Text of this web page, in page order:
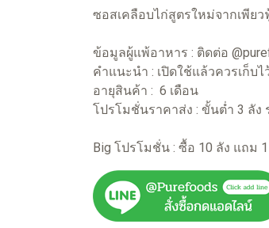
ซอสเคลือบไก่สูตรใหม่จากเพีย
ข้อมูลผู้แพ้อาหาร : ติดต่อ
คำแนะนำ : เปิดใช้แล้วควรเก็บไ
อายุสินค้า : 6 เดือน
โปรโมชั่นราคาส่ง : ขั้นต่ำ 3 ลัง
Big โปรโมชั่น : ซื้อ 10 ลัง แถม